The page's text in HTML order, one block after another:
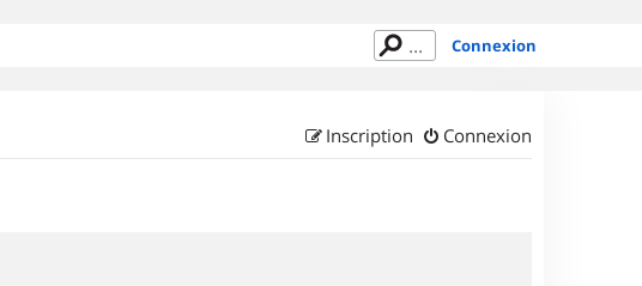
Connexion
Connexion
Inscription